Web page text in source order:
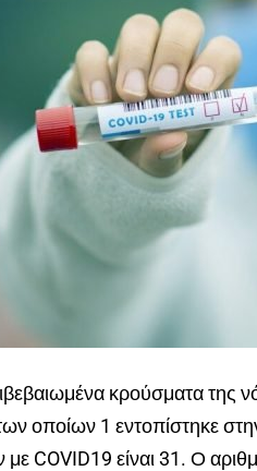
κρούσματα της
οποίων 1 εντοπίστηκε
με COVID19 είναι 31. Ο